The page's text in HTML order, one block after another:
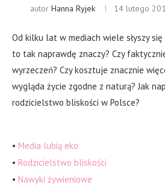
autor Hanna Ryjek 14 lutego
Od kilku lat w mediach wiele słyszy
to tak naprawdę znaczy? Czy
wyrzeczeń? Czy kosztuje znacznie
wygląda życie zgodne z naturą? Jak
rodzicielstwo bliskości w Polsce?
• Media lubią eko
• Rodzicielstwo bliskości
• Nawyki żywieniowe